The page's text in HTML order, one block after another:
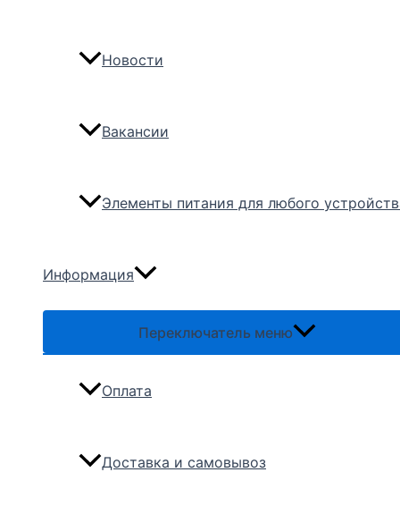
Новости
Вакансии
Элементы питания для любого
Информация
Переключатель меню
Оплата
Доставка и самовывоз